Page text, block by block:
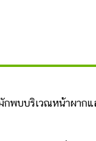
พบบริเวณหน้าผากแ